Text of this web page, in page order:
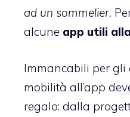
ad un sommelier.
alcune app utili
Immancabili per gli
mobilità all’app
regalo: dalla